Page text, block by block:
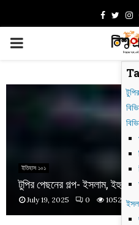
PRIMARY
ইতিহাস ১০১
টুপির পেছনের গল্প- ইসলাম, ইহুদি,
July 19, 2025 0 1052